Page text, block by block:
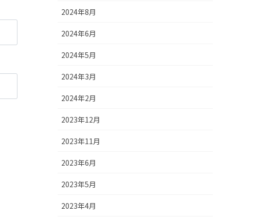
2024年8月
2024年6月
2024年5月
2024年3月
2024年2月
2023年12月
2023年11月
2023年6月
2023年5月
2023年4月